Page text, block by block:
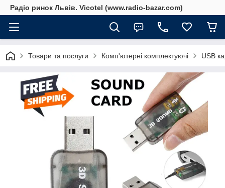
Радіо ринок Львів. Vicotel (www.radio-bazar.com)
Товари та послуги Комп'ютерні комплектуючі USB